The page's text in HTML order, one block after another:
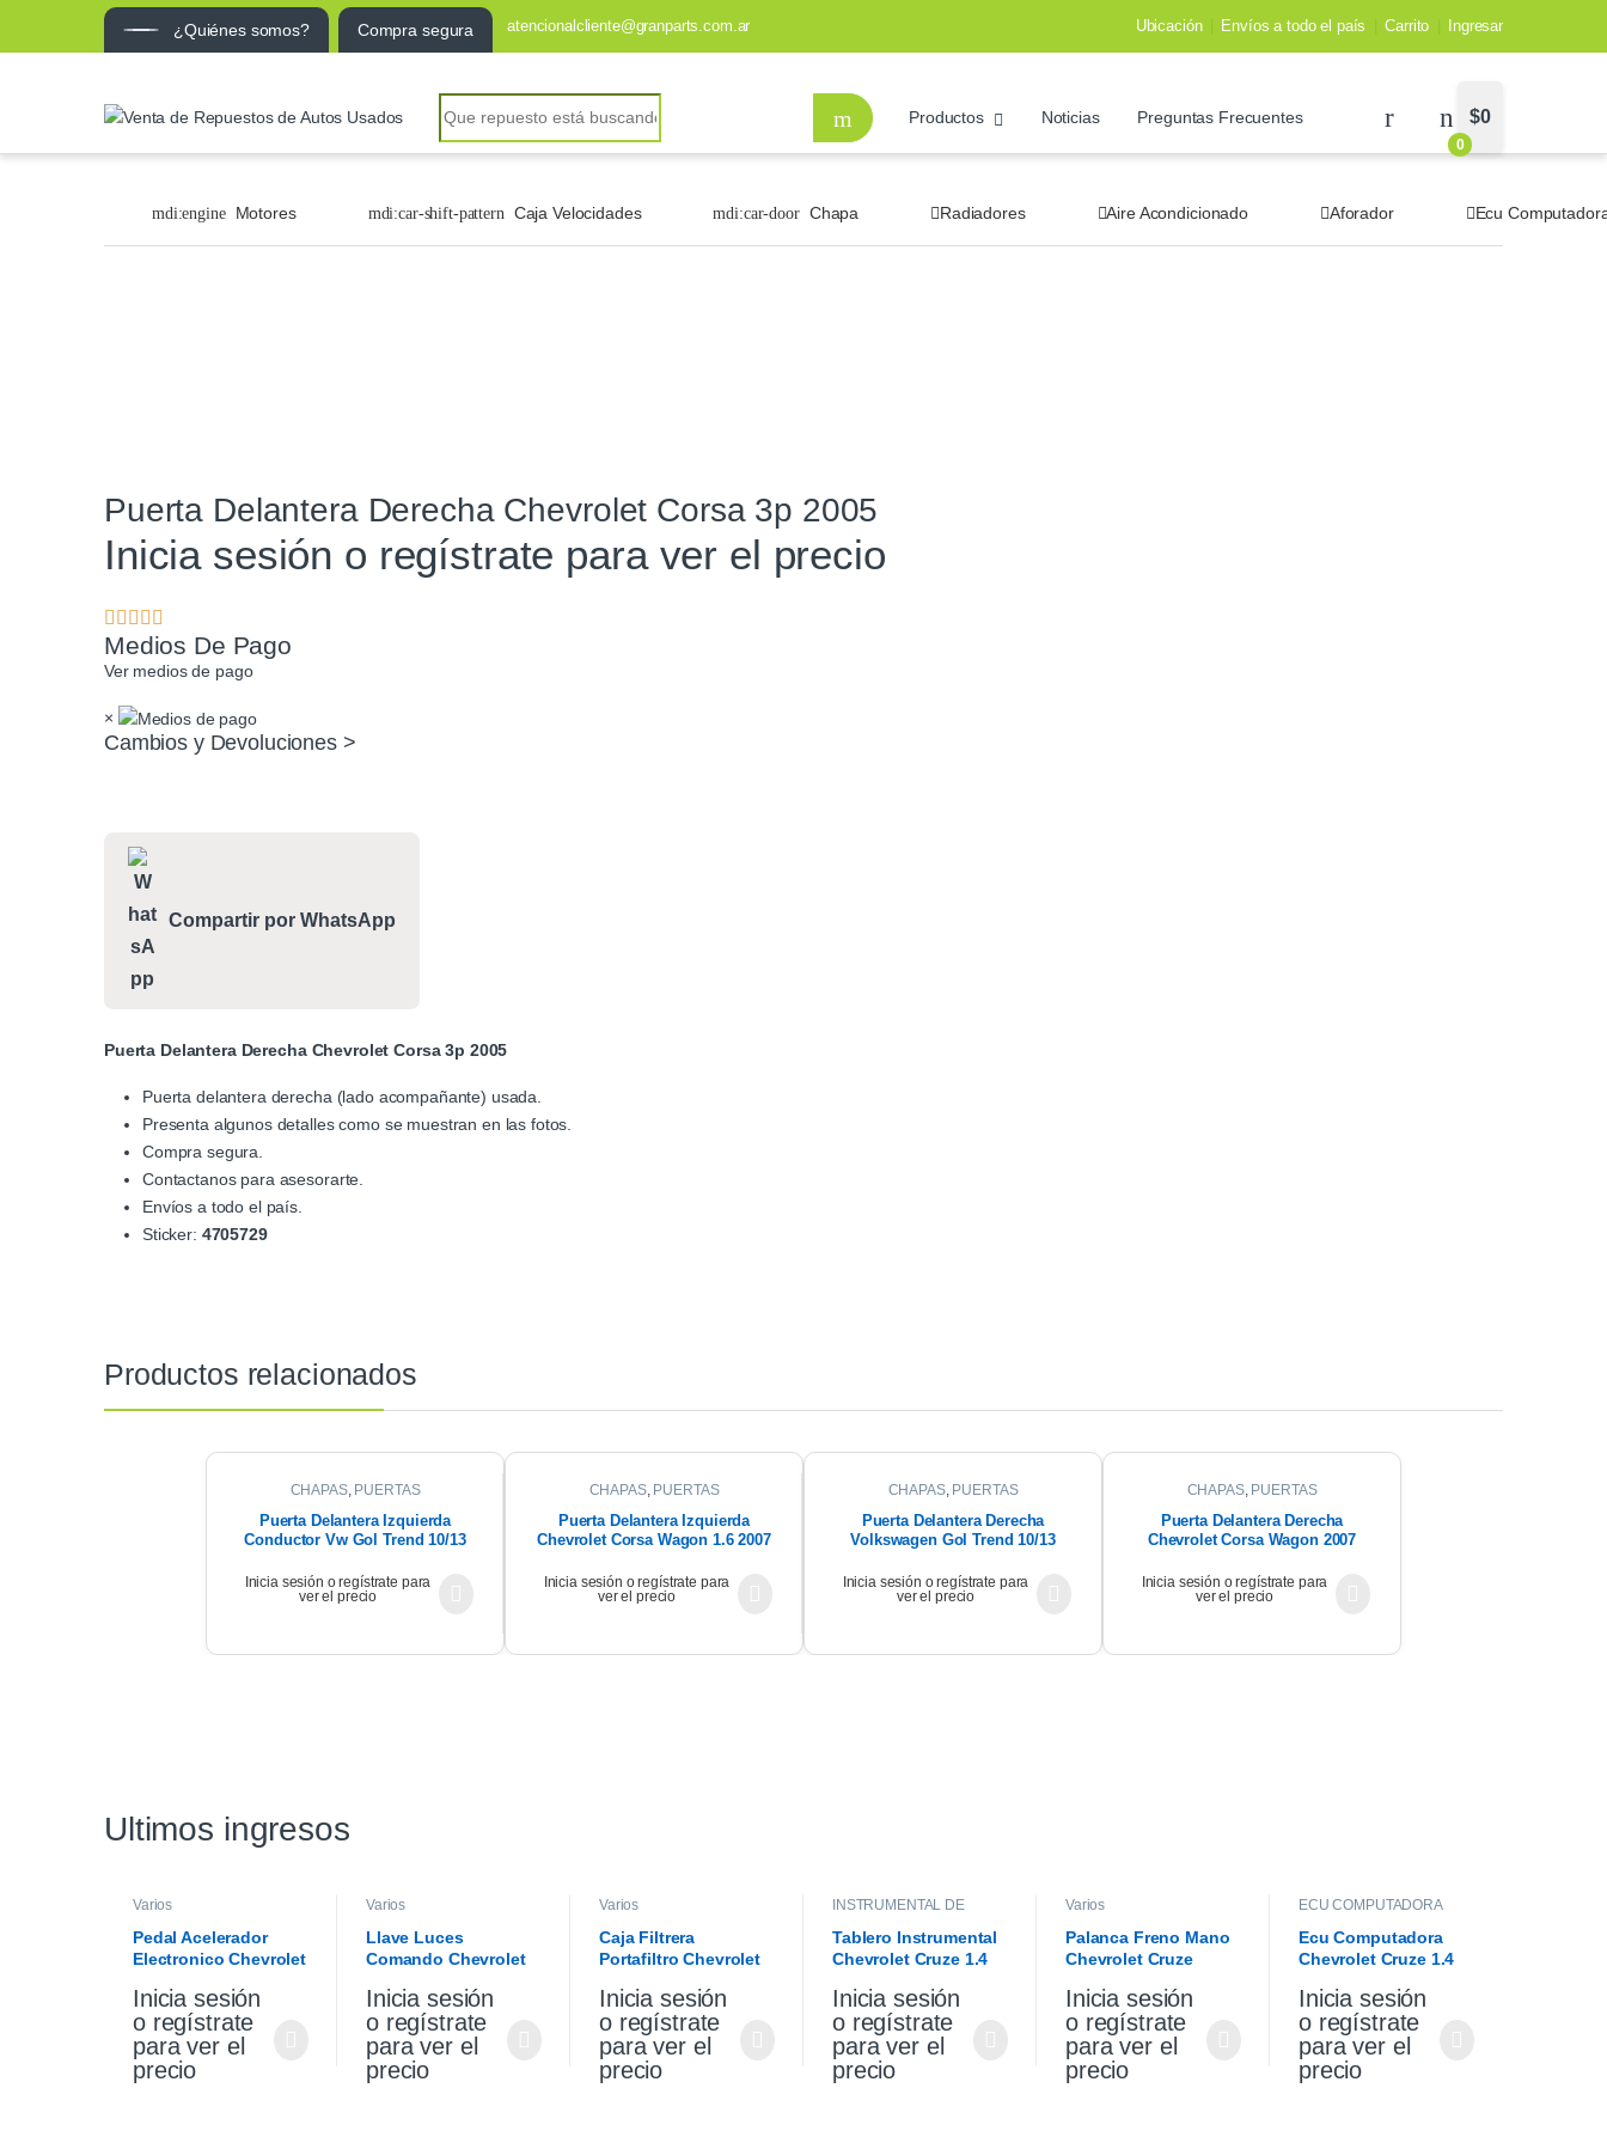
¿Quiénes somos? Compra segura atencionalcliente@granparts.com.ar Ubicación Envíos a todo el país Carrito Ingresar
Productos Noticias Preguntas Frecuentes
0
$0
Motores Caja Velocidades Chapa Radiadores Aire Acondicionado Aforador Ecu
Puerta Delantera Derecha Chevrolet Corsa 3p 2005
Inicia sesión o regístrate para ver el precio
Medios De Pago
Ver medios de pago
×
Cambios y Devoluciones >
Compartir por WhatsApp
Puerta Delantera Derecha Chevrolet Corsa 3p 2005
Puerta delantera derecha (lado acompañante) usada.
Presenta algunos detalles como se muestran en las fotos.
Compra segura.
Contactanos para asesorarte.
Envíos a todo el país.
Sticker: 4705729
Productos relacionados
CHAPAS, PUERTAS
Puerta Delantera Izquierda
Conductor Vw Gol Trend 10/13
Inicia sesión o regístrate para
ver el precio
CHAPAS, PUERTAS
Puerta Delantera Izquierda
Chevrolet Corsa Wagon 1.6 2007
Inicia sesión o regístrate para
ver el precio
CHAPAS, PUERTAS
Puerta Delantera Derecha
Volkswagen Gol Trend 10/13
Inicia sesión o regístrate para
ver el precio
CHAPAS, PUERTAS
Puerta Delantera Derecha
Chevrolet Corsa Wagon 2007
Inicia sesión o regístrate para
ver el precio
Ultimos ingresos
Varios
Pedal Acelerador
Electronico Chevrolet
Inicia sesión
o regístrate
para ver el
precio
Varios
Llave Luces
Comando Chevrolet
Inicia sesión
o regístrate
para ver el
precio
Varios
Caja Filtrera
Portafiltro Chevrolet
19/21
Inicia sesión
o regístrate
para ver el
precio
INSTRUMENTAL DE
Tablero Instrumental
Chevrolet Cruze 1.4
Inicia sesión
o regístrate
para ver el
precio
Varios
Palanca Freno Mano
Chevrolet Cruze
Inicia sesión
o regístrate
para ver el
precio
ECU COMPUTADORA
Ecu Computadora
Chevrolet Cruze 1.4
Inicia sesión
o regístrate
para ver el
precio